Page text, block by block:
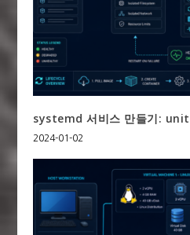
systemd 서비스 만들기:
2024-01-02